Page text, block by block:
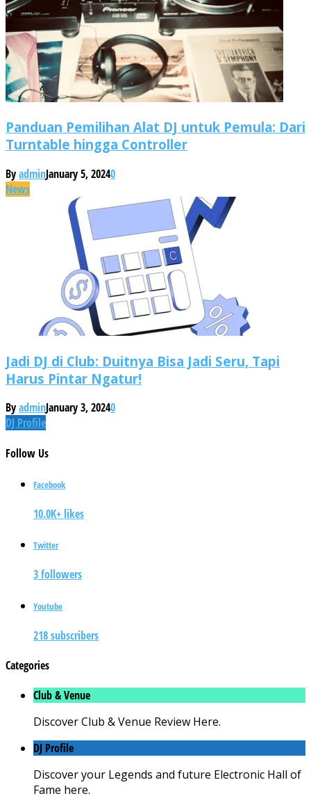
Panduan Pemilihan Alat DJ untuk Pemula: Dari
Turntable hingga Controller
ByadminJanuary 5, 20240
News
Jadi DJ di Club: Duitnya Bisa Jadi Seru, Tapi
Harus Pintar Ngatur!
ByadminJanuary 3, 20240
DJ Profile
Follow Us
Facebook
10.0K+ likes
Twitter
3 followers
Youtube
218 subscribers
Categories
Club & Venue
Discover Club & Venue Review Here.
DJ Profile
Discover your Legends and future Electronic Hall of
Fame here.